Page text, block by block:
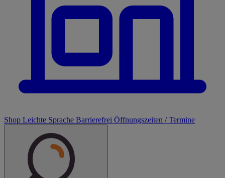
Shop Leichte Sprache Barrierefrei Öffnungszeiten / Termine